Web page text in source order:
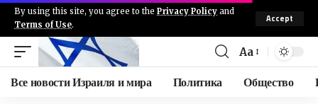
By using this site, you agree to the Privacy Policy and
Terms of Use.
Accept
Aa
Все новости Израиля и мира Политика Общество